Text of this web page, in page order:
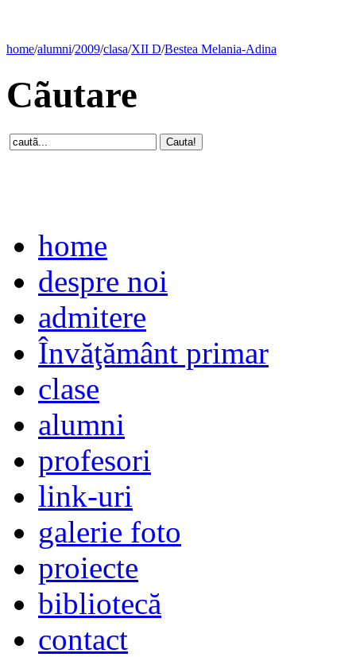
home/alumni/2009/clasa/XII D/Bestea Melania-Adina
Cãutare
home
despre noi
admitere
Învăţământ primar
clase
alumni
profesori
link-uri
galerie foto
proiecte
bibliotecă
contact